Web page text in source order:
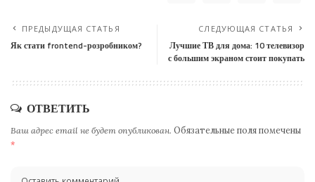
ПРЕДЫДУЩАЯ СТАТЬЯ
Як стати frontend-розробником?
СЛЕДУЮЩАЯ СТАТЬЯ
Лучшие ТВ для дома: 10 телевизор
с большим экраном стоит покупать
ОТВЕТИТЬ
Ваш адрес email не будет опубликован. Обязательные поля помечены
*